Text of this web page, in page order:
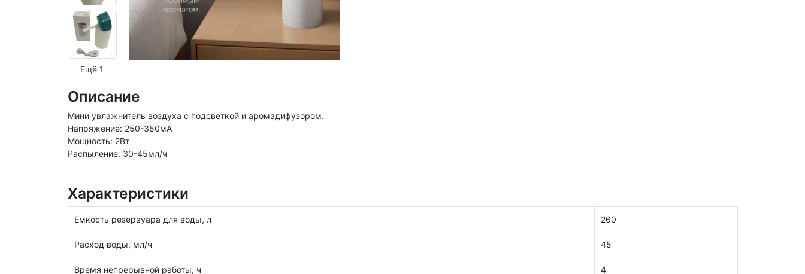
Ещё 1
Описание
Мини увлажнитель воздуха с подсветкой и аромадифузором.
Напряжение: 250-350мА
Мощность: 2Вт
Распыление: 30-45мл/ч
Характеристики
Емкость резервуара для воды, л 260
Расход воды, мл/ч 45
Время непрерывной работы, ч 4